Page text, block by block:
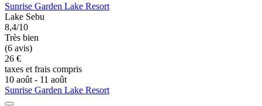
Sunrise Garden Lake Resort
Lake Sebu
8,4/10
Très bien
(6 avis)
26 €
taxes et frais compris
10 août - 11 août
Sunrise Garden Lake Resort